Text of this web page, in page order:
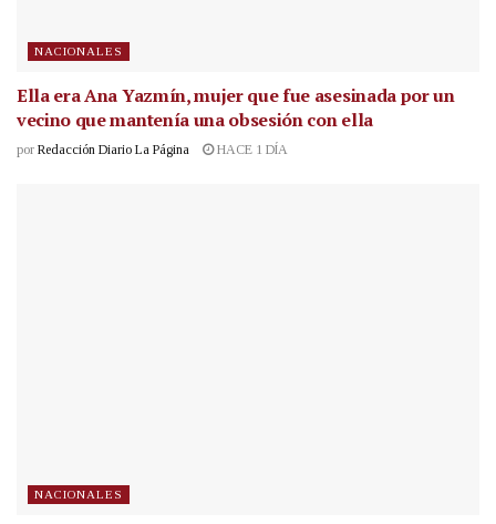
NACIONALES
Ella era Ana Yazmín, mujer que fue asesinada por un
vecino que mantenía una obsesión con ella
por Redacción Diario La Página HACE 1 DÍA
NACIONALES